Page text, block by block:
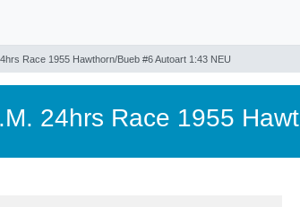
Race 1955 Hawthorn/Bueb #6 Autoart 1:43 NEU
24hrs Race 1955